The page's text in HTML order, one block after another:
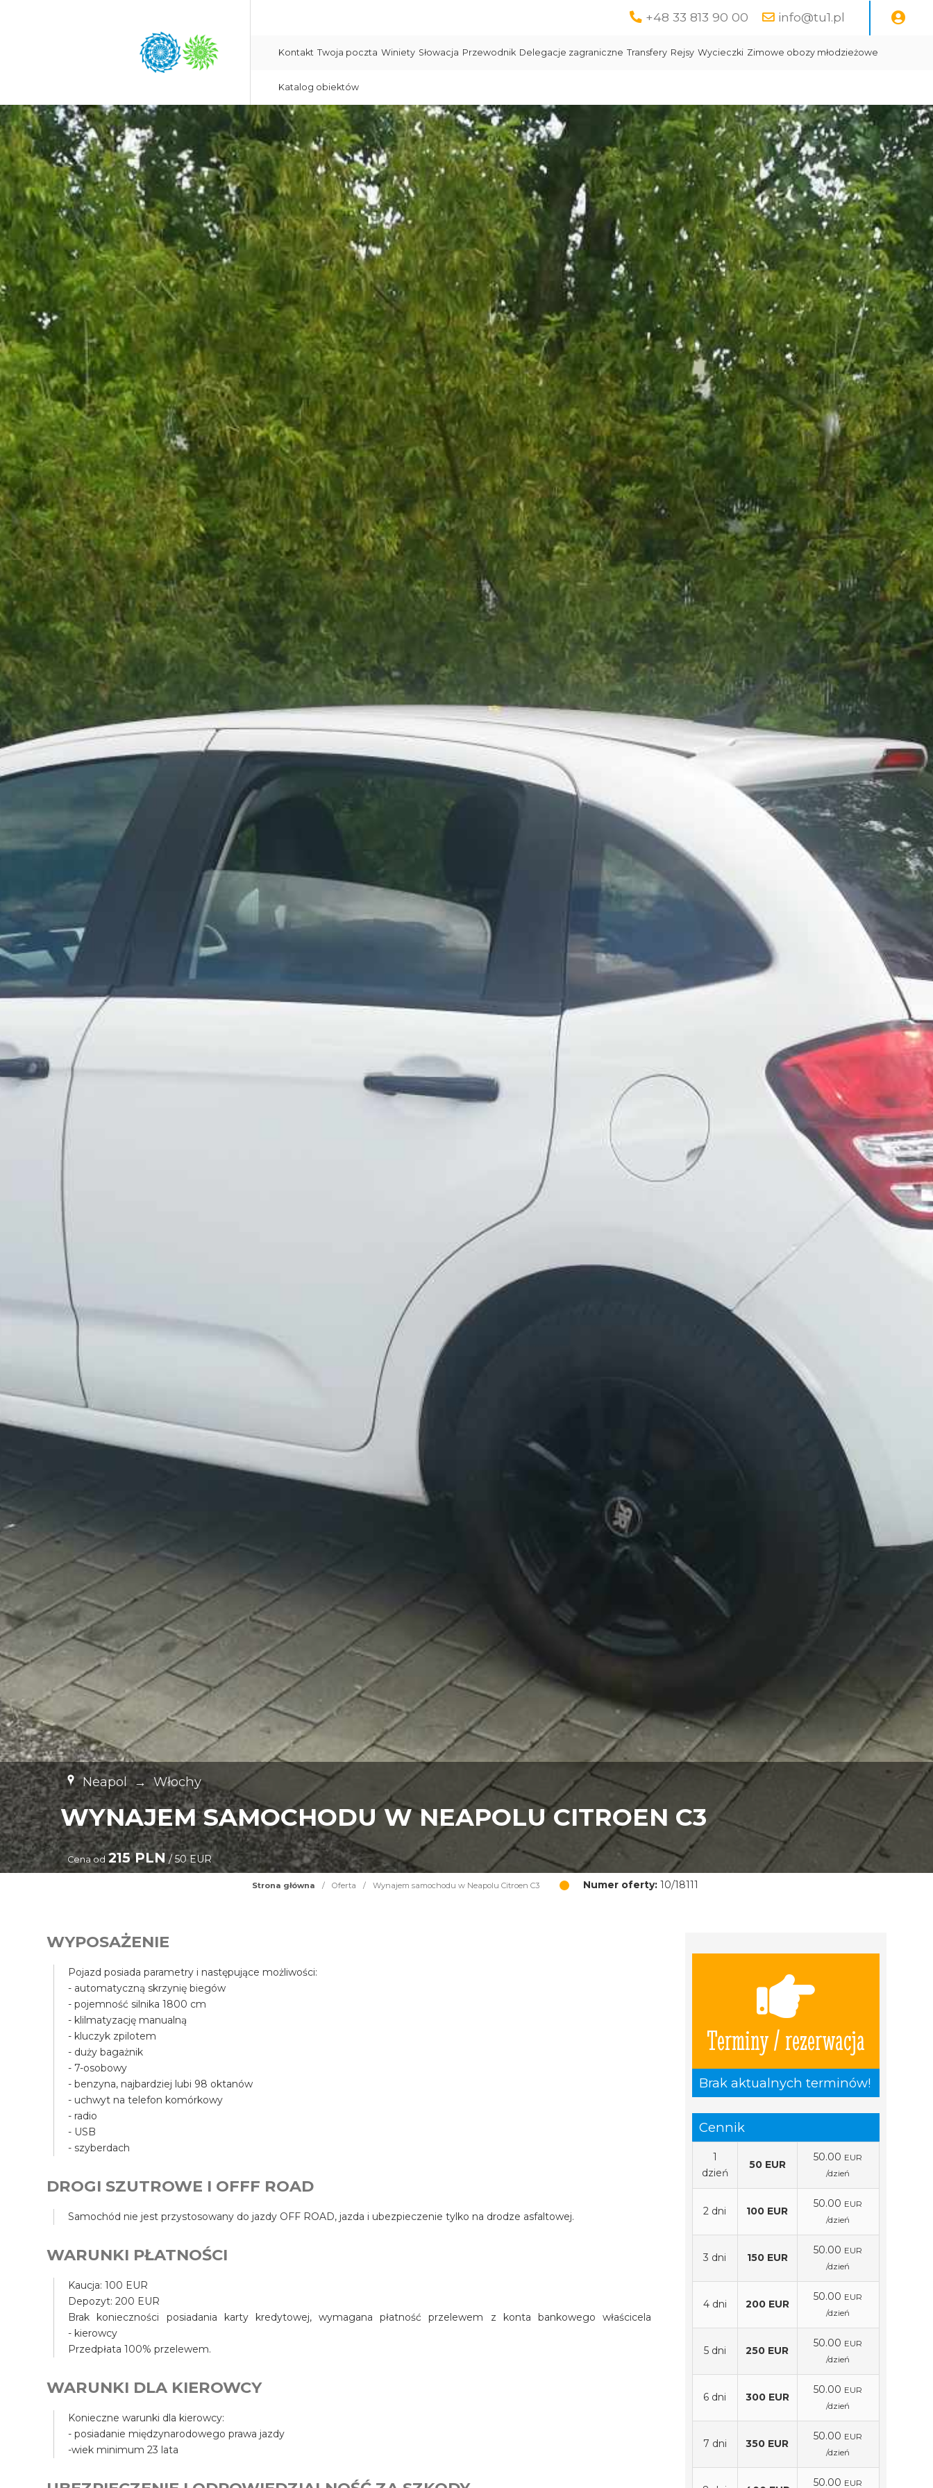
+48 33 813 90 00 info@tu1.pl
Kontakt Twoja poczta Winiety Słowacja Przewodnik Delegacje zagraniczne Transfery Rejsy Wycieczki Zimowe obozy młodzieżowe
Katalog obiektów
Neapol → Włochy
WYNAJEM SAMOCHODU W NEAPOLU CITROEN C3
Cena od 215 PLN / 50 EUR
Strona główna / Oferta / Wynajem samochodu w Neapolu Citroen C3 Numer oferty: 10/18111
Terminy / rezerwacja
Brak aktualnych terminów!
Cennik
1
dzień
50 EUR
50.00 EUR
/dzień
2 dni 100 EUR
50.00 EUR
/dzień
3 dni 150 EUR
50.00 EUR
/dzień
4 dni 200 EUR
50.00 EUR
/dzień
5 dni 250 EUR
50.00 EUR
/dzień
6 dni 300 EUR
50.00 EUR
/dzień
7 dni 350 EUR
50.00 EUR
/dzień
50.00 EUR
WYPOSAŻENIE
Pojazd posiada parametry i następujące możliwości:
- automatyczną skrzynię biegów
- pojemność silnika 1800 cm
- klilmatyzację manualną
- kluczyk zpilotem
- duży bagażnik
- 7-osobowy
- benzyna, najbardziej lubi 98 oktanów
- uchwyt na telefon komórkowy
- radio
- USB
- szyberdach
DROGI SZUTROWE I OFFF ROAD
Samochód nie jest przystosowany do jazdy OFF ROAD, jazda i ubezpieczenie tylko na drodze asfaltowej.
WARUNKI PŁATNOŚCI
Kaucja: 100 EUR
Depozyt: 200 EUR
Brak konieczności posiadania karty kredytowej, wymagana płatność przelewem z konta bankowego właścicela
- kierowcy
Przedpłata 100% przelewem.
WARUNKI DLA KIEROWCY
Konieczne warunki dla kierowcy:
- posiadanie międzynarodowego prawa jazdy
-wiek minimum 23 lata